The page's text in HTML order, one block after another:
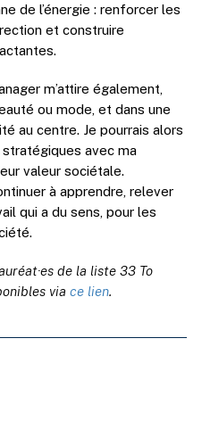
de l’énergie : renforcer les
et construire
m’attire également,
ou mode, et dans une
au centre. Je pourrais alors
avec ma
valeur sociétale.
à apprendre, relever
qui a du sens, pour les
de la liste 33 To
via ce lien.